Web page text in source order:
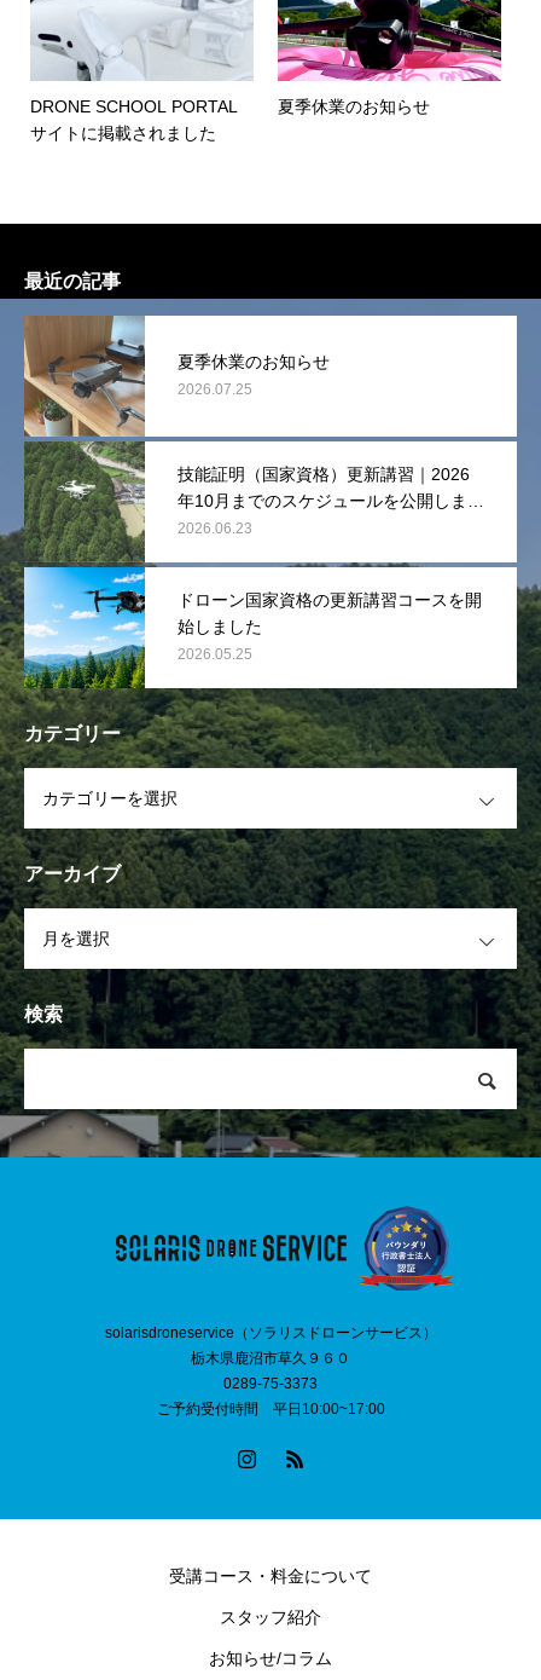
DRONE SCHOOL PORTAL
サイトに掲載されました
夏季休業のお知らせ
最近の記事
夏季休業のお知らせ
2026.07.25
技能証明（国家資格）更新講習｜2026
年10月までのスケジュールを公開しまし
た
2026.06.23
ドローン国家資格の更新講習コースを開
始しました
2026.05.25
カテゴリー
アーカイブ
検索
solarisdroneservice（ソラリスドローンサービス）
栃木県鹿沼市草久９６０
0289-75-3373
ご予約受付時間 平日10:00~17:00
受講コース・料金について
スタッフ紹介
お知らせ/コラム